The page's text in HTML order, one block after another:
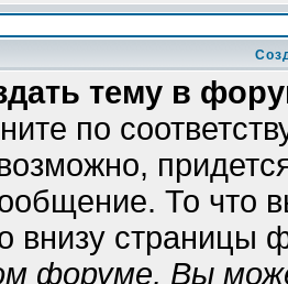
тему в
по
То что
внизу страницы
форуме, Вы